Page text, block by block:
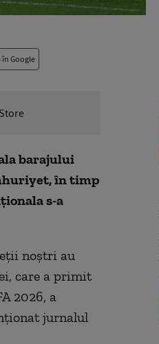
în Google
barajului
în timp
s-a
noştri au
care a primit
2026, a
jurnalul